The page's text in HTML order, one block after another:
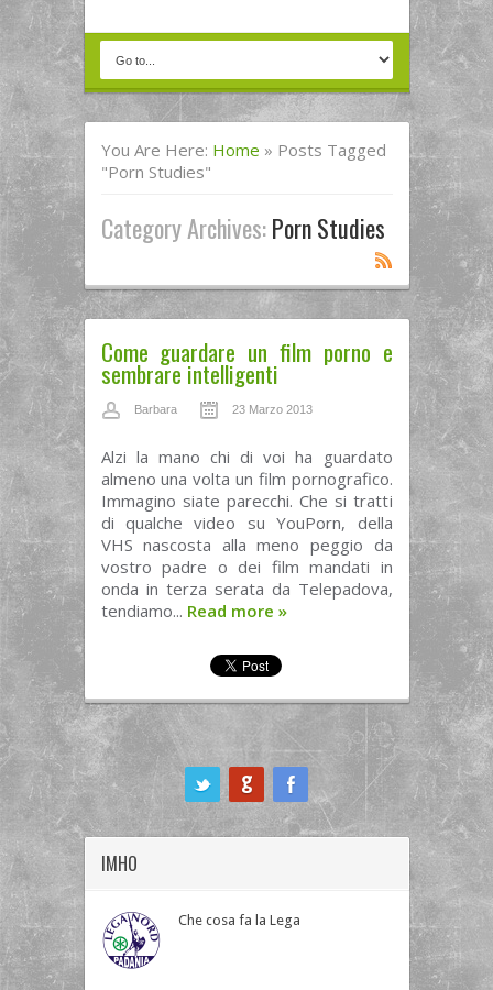
You Are Here: Home » Posts Tagged
"porn Studies"
Category Archives:Porn Studies
Come guardare un film porno e
sembrare intelligenti
Barbara 23 Marzo 2013
Alzi la mano chi di voi ha guardato
almeno una volta un film pornografico.
Immagino siate parecchi. Che si tratti
di qualche video su YouPorn, della
VHS nascosta alla meno peggio da
vostro padre o dei film mandati in
onda in terza serata da Telepadova,
tendiamo... Read more »
IMHO
Che cosa fa la Lega